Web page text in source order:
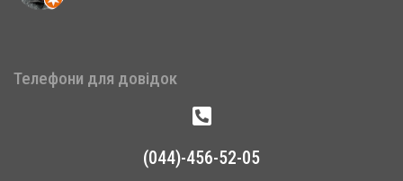
Телефони для довідок
(044)-456-52-05